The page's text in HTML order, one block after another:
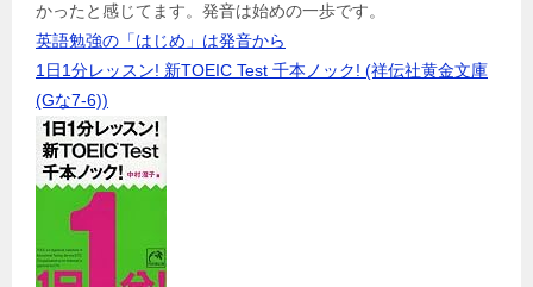
かったと感じてます。発音は始めの一歩です。
英語勉強の「はじめ」は発音から
1日1分レッスン! 新TOEIC Test 千本ノック! (祥伝社黄金文庫
(Gな7-6))